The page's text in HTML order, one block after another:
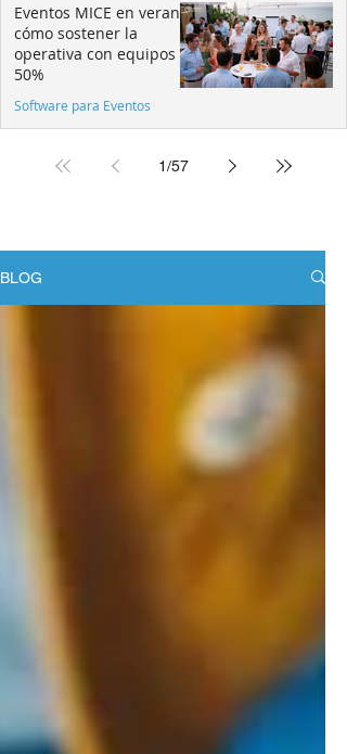
Eventos MICE en verano:
cómo sostener la
operativa con equipos al
50%
Software para Eventos
1/57
BLOG